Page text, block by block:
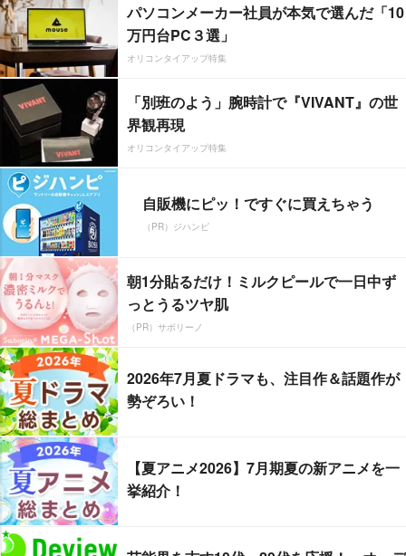
パソコンメーカー社員が本気で選んだ「10
万円台PC３選」
オリコンタイアップ特集
「別班のよう」腕時計で『VIVANT』の世
界観再現
オリコンタイアップ特集
自販機にピッ！ですぐに買えちゃう
（PR）ジハンピ
朝1分貼るだけ！ミルクピールで一日中ず
っとうるツヤ肌
（PR）サボリーノ
2026年7月夏ドラマも、注目作＆話題作が
勢ぞろい！
【夏アニメ2026】7月期夏の新アニメを一
挙紹介！